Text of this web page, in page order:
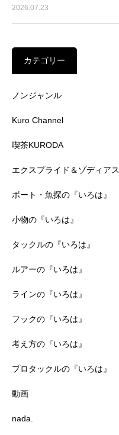
2026.07.23
カテゴリー
ノンジャンル
Kuro Channel
喫茶KURODA
エクスプライド＆ゾディアス
ボート・魚探の『いろは』
小物の『いろは』
タックルの『いろは』
ルアーの『いろは』
ラインの『いろは』
フックの『いろは』
考え方の『いろは』
プロタックルの『いろは』
動画
nada.